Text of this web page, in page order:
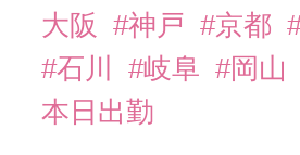
大阪
#神戸 #京都
#石川
#岐阜 #岡山
本日出勤